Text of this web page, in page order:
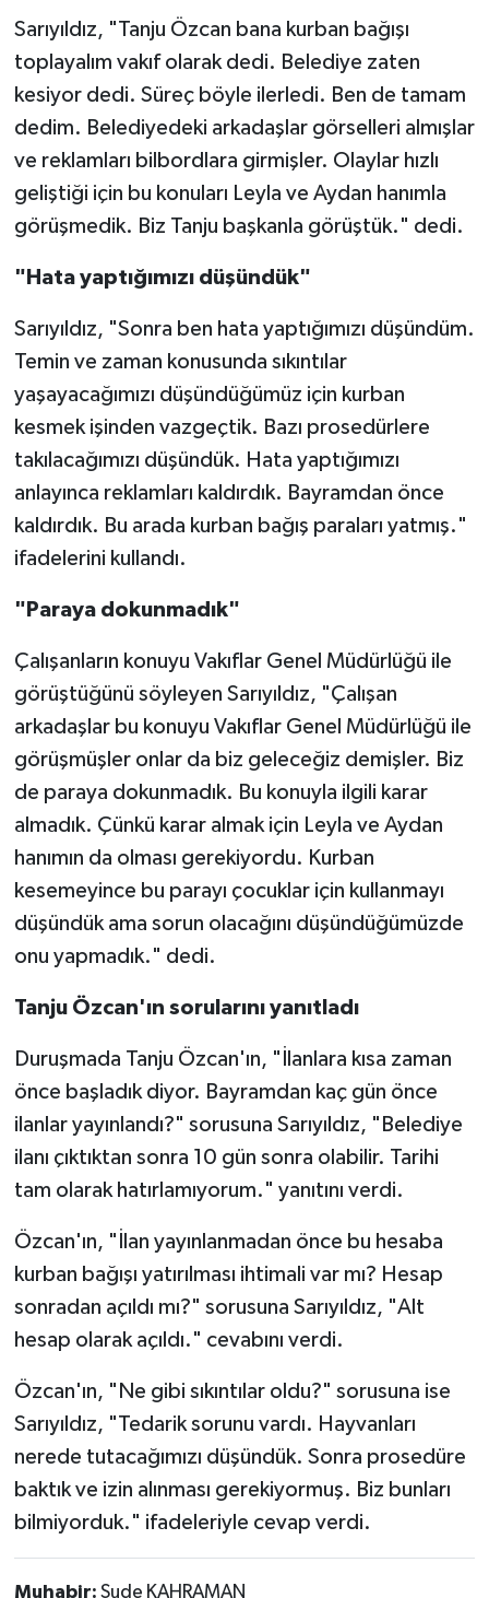
Sarıyıldız, "Tanju Özcan bana kurban bağışı
toplayalım vakıf olarak dedi. Belediye zaten
kesiyor dedi. Süreç böyle ilerledi. Ben de tamam
dedim. Belediyedeki arkadaşlar görselleri almışlar
ve reklamları bilbordlara girmişler. Olaylar hızlı
geliştiği için bu konuları Leyla ve Aydan hanımla
görüşmedik. Biz Tanju başkanla görüştük." dedi.
"Hata yaptığımızı düşündük"
Sarıyıldız, "Sonra ben hata yaptığımızı düşündüm.
Temin ve zaman konusunda sıkıntılar
yaşayacağımızı düşündüğümüz için kurban
kesmek işinden vazgeçtik. Bazı prosedürlere
takılacağımızı düşündük. Hata yaptığımızı
anlayınca reklamları kaldırdık. Bayramdan önce
kaldırdık. Bu arada kurban bağış paraları yatmış."
ifadelerini kullandı.
"Paraya dokunmadık"
Çalışanların konuyu Vakıflar Genel Müdürlüğü ile
görüştüğünü söyleyen Sarıyıldız, "Çalışan
arkadaşlar bu konuyu Vakıflar Genel Müdürlüğü ile
görüşmüşler onlar da biz geleceğiz demişler. Biz
de paraya dokunmadık. Bu konuyla ilgili karar
almadık. Çünkü karar almak için Leyla ve Aydan
hanımın da olması gerekiyordu. Kurban
kesemeyince bu parayı çocuklar için kullanmayı
düşündük ama sorun olacağını düşündüğümüzde
onu yapmadık." dedi.
Tanju Özcan'ın sorularını yanıtladı
Duruşmada Tanju Özcan'ın, "İlanlara kısa zaman
önce başladık diyor. Bayramdan kaç gün önce
ilanlar yayınlandı?" sorusuna Sarıyıldız, "Belediye
ilanı çıktıktan sonra 10 gün sonra olabilir. Tarihi
tam olarak hatırlamıyorum." yanıtını verdi.
Özcan'ın, "İlan yayınlanmadan önce bu hesaba
kurban bağışı yatırılması ihtimali var mı? Hesap
sonradan açıldı mı?" sorusuna Sarıyıldız, "Alt
hesap olarak açıldı." cevabını verdi.
Özcan'ın, "Ne gibi sıkıntılar oldu?" sorusuna ise
Sarıyıldız, "Tedarik sorunu vardı. Hayvanları
nerede tutacağımızı düşündük. Sonra prosedüre
baktık ve izin alınması gerekiyormuş. Biz bunları
bilmiyorduk." ifadeleriyle cevap verdi.
Muhabir: Sude KAHRAMAN